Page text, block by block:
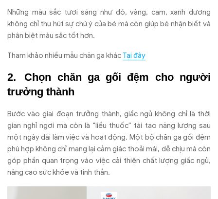
Những màu sắc tươi sáng như đỏ, vàng, cam, xanh dương
không chỉ thu hút sự chú ý của bé mà còn giúp bé nhận biết và
phân biệt màu sắc tốt hơn.
Tham khảo nhiều mẫu chăn ga khác Tại đây
Chọn chăn ga gối đệm cho người
trưởng thành
Bước vào giai đoạn trưởng thành, giấc ngủ không chỉ là thời
gian nghỉ ngơi mà còn là “liều thuốc” tái tạo năng lượng sau
một ngày dài làm việc và hoạt động. Một bộ chăn ga gối đệm
phù hợp không chỉ mang lại cảm giác thoải mái, dễ chịu mà còn
góp phần quan trọng vào việc cải thiện chất lượng giấc ngủ,
nâng cao sức khỏe và tinh thần.